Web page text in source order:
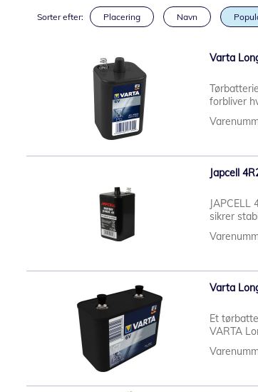
Sorter efter: Placering Navn
Varta
forbliver
Japcell
sikrer
Varta
Et
VARTA